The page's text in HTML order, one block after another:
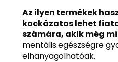
Az ilyen termékek
kockázatos lehet
számára, akik még
mentális egészségre
elhanyagolhatóak.